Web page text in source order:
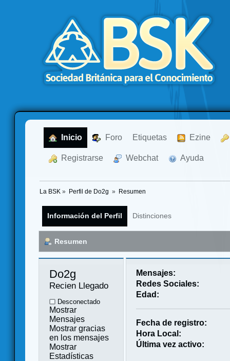
Inicio Foro Etiquetas Ezine
Registrarse Webchat Ayuda
La BSK » Perfil de Do2g » Resumen
Información del Perfil Distinciones
Resumen
Do2g
Recien Llegado
Desconectado
Mostrar
Mensajes
Mostrar gracias
en los mensajes
Mostrar
Estadísticas
Mensajes:
Redes Sociales:
Edad:
Fecha de registro:
Hora Local:
Última vez activo: